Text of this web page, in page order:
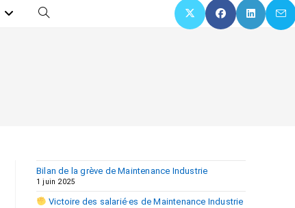
Bilan de la grève de Maintenance Industrie
1 juin 2025
Victoire des salarié·es de Maintenance Industrie